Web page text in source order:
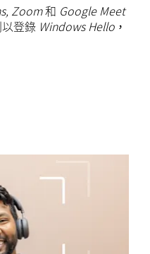
Zoom和 Google Meet
登錄 Windows Hello ，